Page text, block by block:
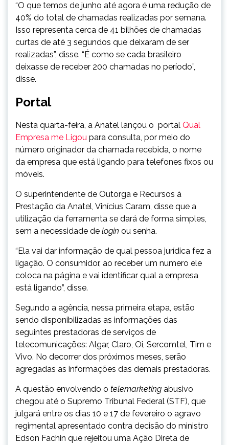
“O que temos de junho até agora é uma redução de
40% do total de chamadas realizadas por semana.
Isso representa cerca de 41 bilhões de chamadas
curtas de até 3 segundos que deixaram de ser
realizadas”, disse. “É como se cada brasileiro
deixasse de receber 200 chamadas no período”,
disse.
Portal
Nesta quarta-feira, a Anatel lançou o portal Qual
Empresa me Ligou para consulta, por meio do
número originador da chamada recebida, o nome
da empresa que está ligando para telefones fixos ou
móveis.
O superintendente de Outorga e Recursos à
Prestação da Anatel, Vinícius Caram, disse que a
utilização da ferramenta se dará de forma simples,
sem a necessidade de login ou senha.
“Ela vai dar informação de qual pessoa jurídica fez a
ligação. O consumidor, ao receber um numero ele
coloca na página e vai identificar qual a empresa
está ligando”, disse.
Segundo a agência, nessa primeira etapa, estão
sendo disponibilizadas as informações das
seguintes prestadoras de serviços de
telecomunicações: Algar, Claro, Oi, Sercomtel, Tim e
Vivo. No decorrer dos próximos meses, serão
agregadas as informações das demais prestadoras.
A questão envolvendo o telemarketing abusivo
chegou até o Supremo Tribunal Federal (STF), que
julgará entre os dias 10 e 17 de fevereiro o agravo
regimental apresentado contra decisão do ministro
Edson Fachin que rejeitou uma Ação Direta de